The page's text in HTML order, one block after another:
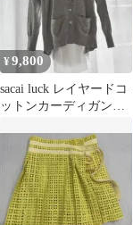
¥9,800
sacai luck レイヤードコ
ットンカーディガン